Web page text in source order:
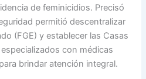
de feminicidios. Precisó
permitió descentralizar
(FGE) y establecer las Casas
con médicas
brindar atención integral.